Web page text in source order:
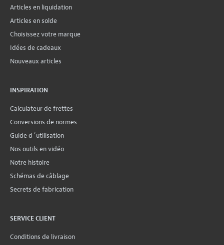
Articles en liquidation
Articles en solde
Choisissez votre marque
Idées de cadeaux
Nouveaux articles
INSPIRATION
Calculateur de frettes
Conversions de normes
Guide d´utilisation
Nos outils en vidéo
Notre histoire
Schémas de câblage
Secrets de fabrication
SERVICE CLIENT
Conditions de livraison